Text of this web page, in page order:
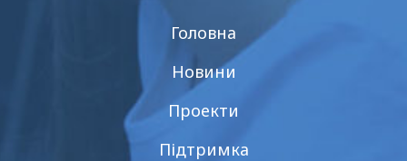
Головна
Новини
Проекти
Підтримка